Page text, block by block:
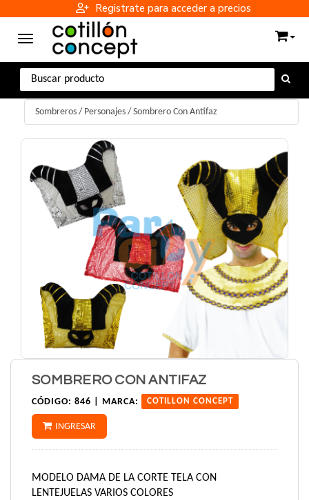
Registrate para acceder a precios
Toggle navigation
Sombreros / Personajes / Sombrero Con Antifaz
SOMBRERO CON ANTIFAZ
CÓDIGO: 846 | MARCA: COTILLON CONCEPT
INGRESAR
MODELO DAMA DE LA CORTE TELA CON
LENTEJUELAS VARIOS COLORES